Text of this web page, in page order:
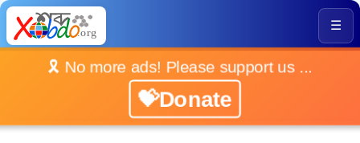
☰
🎗️ No more ads! Please support us ...
💝Donate